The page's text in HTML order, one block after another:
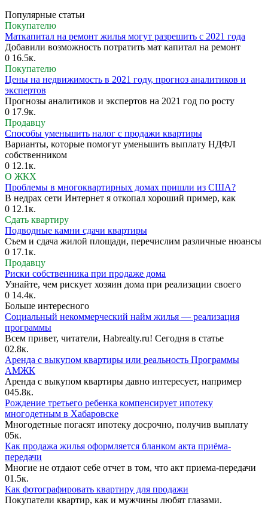
Популярные статьи
Покупателю
Маткапитал на ремонт жилья могут разрешить с 2021 года
Добавили возможность потратить мат капитал на ремонт
0 16.5к.
Покупателю
Цены на недвижимость в 2021 году, прогноз аналитиков и
экспертов
Прогнозы аналитиков и экспертов на 2021 год по росту
0 17.9к.
Продавцу
Способы уменьшить налог с продажи квартиры
Варианты, которые помогут уменьшить выплату НДФЛ
собственником
0 12.1к.
О ЖКХ
Проблемы в многоквартирных домах пришли из США?
В недрах сети Интернет я откопал хороший пример, как
0 12.1к.
Сдать квартиру
Подводные камни сдачи квартиры
Съем и сдача жилой площади, перечислим различные нюансы
0 17.1к.
Продавцу
Риски собственника при продаже дома
Узнайте, чем рискует хозяин дома при реализации своего
0 14.4к.
Больше интересного
Социальный некоммерческий найм жилья — реализация
программы
Всем привет, читатели, Habrealty.ru! Сегодня в статье
02.8к.
Аренда с выкупом квартиры или реальность Программы
АМЖК
Аренда с выкупом квартиры давно интересует, например
045.8к.
Рождение третьего ребенка компенсирует ипотеку
многодетным в Хабаровске
Многодетные погасят ипотеку досрочно, получив выплату
05к.
Как продажа жилья оформляется бланком акта приёма-
передачи
Многие не отдают себе отчет в том, что акт приема-передачи
01.5к.
Как фотографировать квартиру для продажи
Покупатели квартир, как и мужчины любят глазами.